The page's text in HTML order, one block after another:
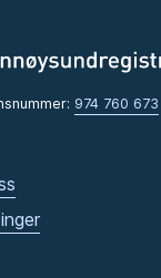
974 760 673